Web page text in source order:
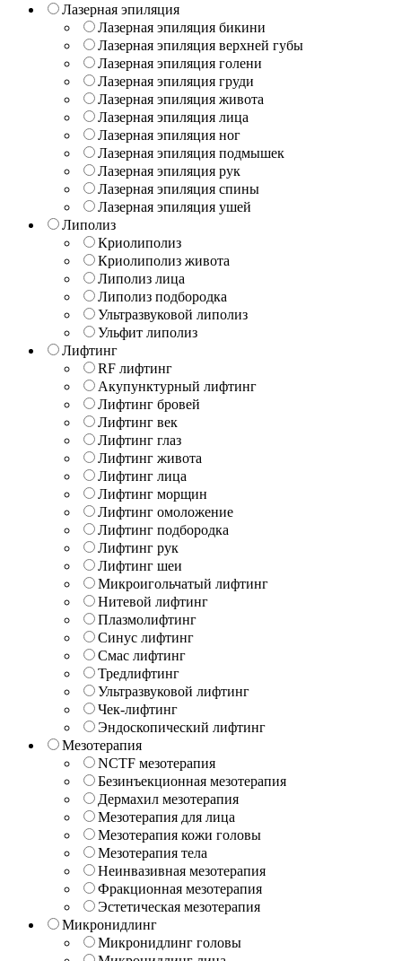
Лазерная эпиляция
Лазерная эпиляция бикини
Лазерная эпиляция верхней губы
Лазерная эпиляция голени
Лазерная эпиляция груди
Лазерная эпиляция живота
Лазерная эпиляция лица
Лазерная эпиляция ног
Лазерная эпиляция подмышек
Лазерная эпиляция рук
Лазерная эпиляция спины
Лазерная эпиляция ушей
Липолиз
Криолиполиз
Криолиполиз живота
Липолиз лица
Липолиз подбородка
Ультразвуковой липолиз
Ульфит липолиз
Лифтинг
RF лифтинг
Акупунктурный лифтинг
Лифтинг бровей
Лифтинг век
Лифтинг глаз
Лифтинг живота
Лифтинг лица
Лифтинг морщин
Лифтинг омоложение
Лифтинг подбородка
Лифтинг рук
Лифтинг шеи
Микроигольчатый лифтинг
Нитевой лифтинг
Плазмолифтинг
Синус лифтинг
Смас лифтинг
Тредлифтинг
Ультразвуковой лифтинг
Чек-лифтинг
Эндоскопический лифтинг
Мезотерапия
NCTF мезотерапия
Безинъекционная мезотерапия
Дермахил мезотерапия
Мезотерапия для лица
Мезотерапия кожи головы
Мезотерапия тела
Неинвазивная мезотерапия
Фракционная мезотерапия
Эстетическая мезотерапия
Микронидлинг
Микронидлинг головы